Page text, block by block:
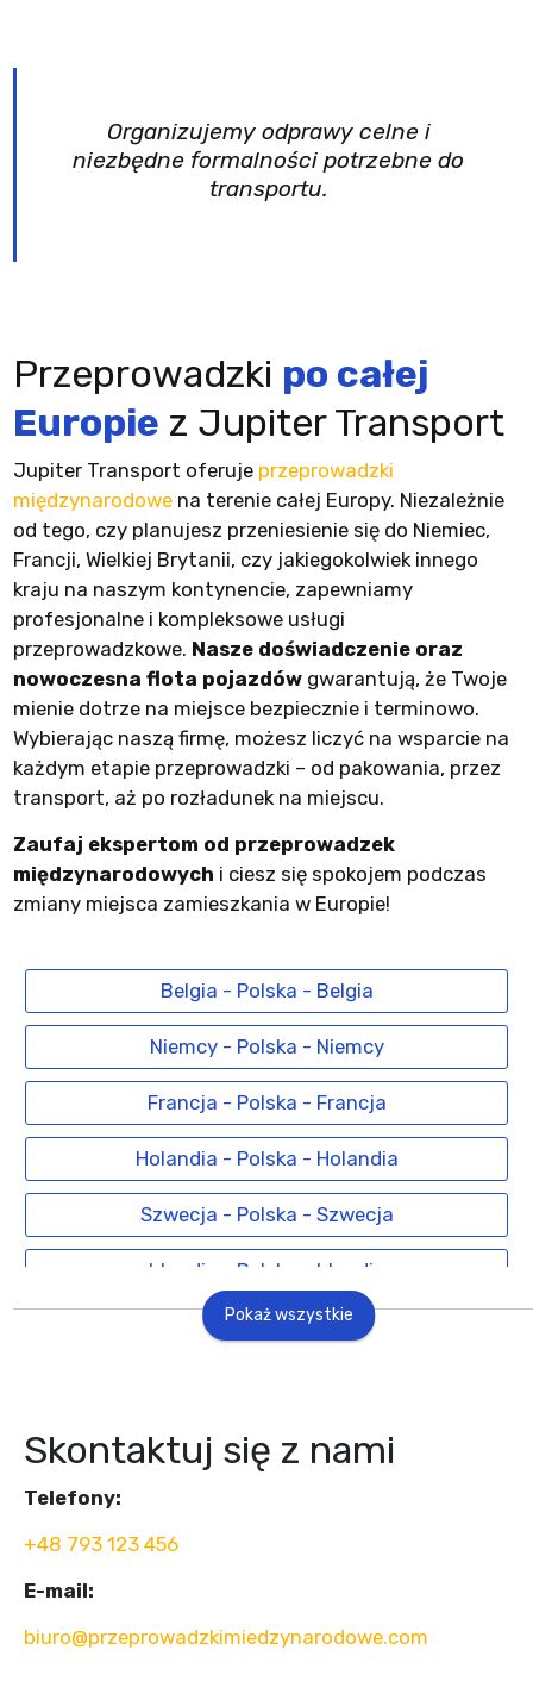
Organizujemy odprawy celne i
niezbędne formalności potrzebne do
transportu.
Przeprowadzki po całej
Europie z Jupiter Transport
Jupiter Transport oferuje przeprowadzki
międzynarodowena terenie całej Europy. Niezależnie
od tego, czy planujesz przeniesienie się do Niemiec,
Francji, Wielkiej Brytanii, czy jakiegokolwiek innego
kraju na naszym kontynencie, zapewniamy
profesjonalne i kompleksowe usługi
przeprowadzkowe. Nasze doświadczenie oraz
nowoczesna flota pojazdówgwarantują, że Twoje
mienie dotrze na miejsce bezpiecznie i terminowo.
Wybierając naszą firmę, możesz liczyć na wsparcie na
każdym etapie przeprowadzki – od pakowania, przez
transport, aż po rozładunek na miejscu.
Zaufaj ekspertom od przeprowadzek
międzynarodowych i ciesz się spokojem podczas
zmiany miejsca zamieszkania w Europie!
Belgia - Polska - Belgia
Niemcy - Polska - Niemcy
Francja - Polska - Francja
Holandia - Polska - Holandia
Szwecja - Polska - Szwecja
Irlandia - Polska - Irlandia
Finlandia - Polska - Finlandia
Hiszpania - Polska - Hiszpania
Dania - Polska - Dania
Pokaż wszystkie
Skontaktuj się z nami
Telefony:
+48 793 123 456
E-mail:
biuro@przeprowadzkimiedzynarodowe.com